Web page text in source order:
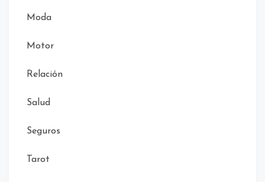
Moda
Motor
Relación
Salud
Seguros
Tarot